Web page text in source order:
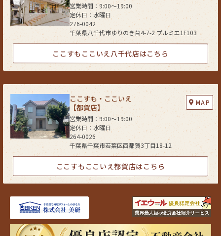
276-0042
千葉県八千代市ゆりのき台4-7-2 プルミエ1F103
営業時間：9:00〜19:00
定休日：水曜日
ここすもここいえ八千代店はこちら
ここすも・ここいえ
【都賀店】
264-0026
千葉県千葉市若葉区西都賀3丁目18-12
営業時間：9:00〜19:00
定休日：水曜日
MAP
ここすもここいえ都賀店はこちら